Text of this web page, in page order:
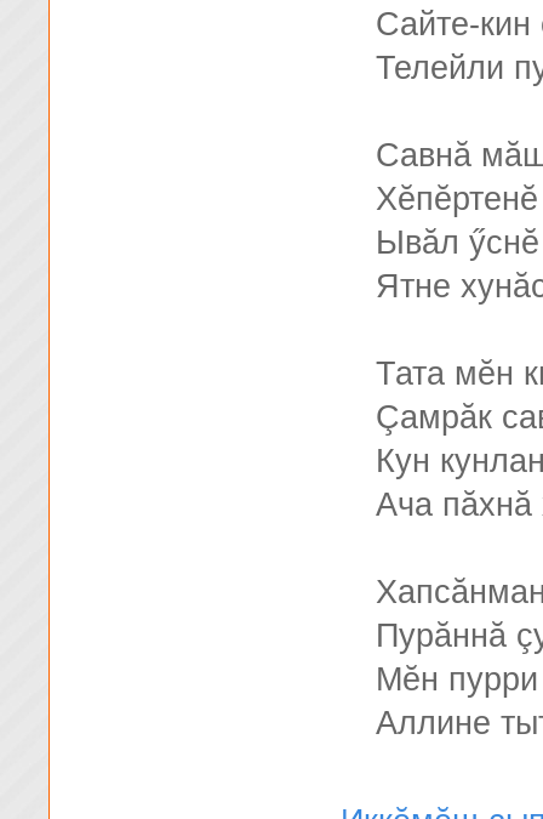
Сайте-кин
Телейли
Савнă
Ывăл
Ятне
Тата мĕн
Çамрăк
Кун
Ача
Пурăннă
Мĕн пурри
Аллине